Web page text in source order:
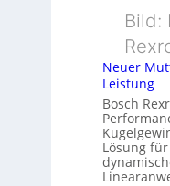
Bild:
Neuer
Leistung
Bosch
Lösung